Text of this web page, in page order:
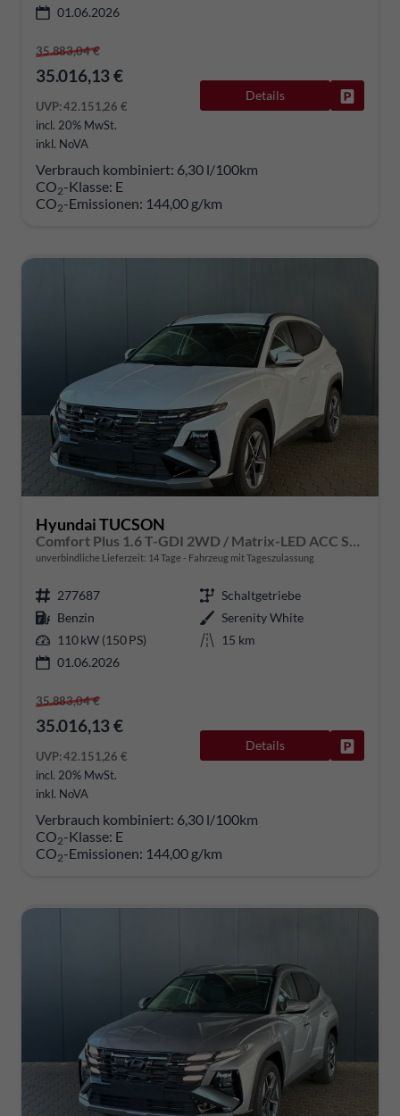
01.06.2026
35.883,04 €
35.016,13 €
UVP:42.151,26 €
incl. 20% MwSt.
inkl. NoVA
Details
Verbrauch kombiniert: 6,30 l/100km
CO2-Klasse: E
CO2-Emissionen: 144,00 g/km
Hyundai TUCSON
Comfort Plus 1.6 T-GDI 2WD / Matrix-LED ACC Shz vo+hi + Lenkradheizung Elek. Heck Alu 18"
unverbindliche Lieferzeit: 14 Tage Fahrzeug mit Tageszulassung
277687
Schaltgetriebe
Benzin
Serenity White
110 kW (150 PS)
15 km
01.06.2026
35.883,04 €
35.016,13 €
UVP:42.151,26 €
incl. 20% MwSt.
inkl. NoVA
Details
Verbrauch kombiniert: 6,30 l/100km
CO2-Klasse: E
CO2-Emissionen: 144,00 g/km